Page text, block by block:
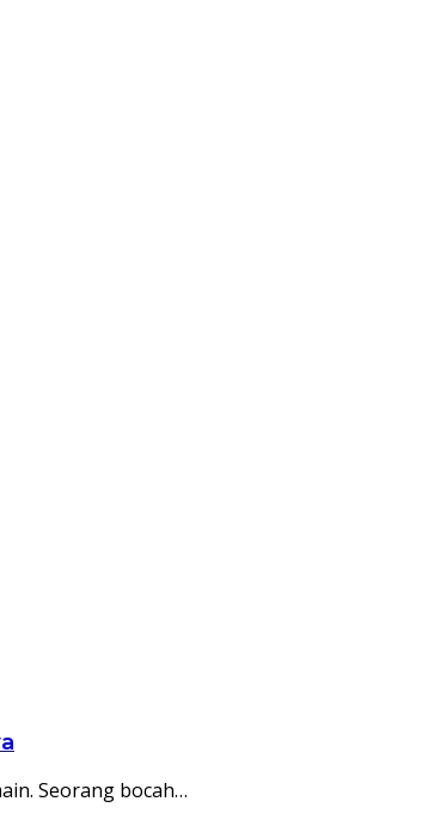
Seorang bocah…